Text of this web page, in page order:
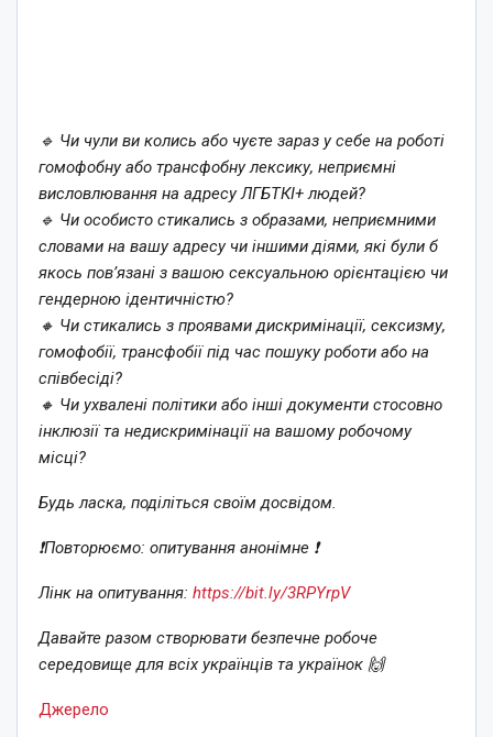
🔹 Чи чули ви колись або чуєте зараз у себе на роботі
гомофобну або трансфобну лексику, неприємні
висловлювання на адресу ЛГБТКІ+ людей?
🔹 Чи особисто стикались з образами, неприємними
словами на вашу адресу чи іншими діями, які були б
якось пов’язані з вашою сексуальною орієнтацією чи
гендерною ідентичністю?
🔸 Чи стикались з проявами дискримінації, сексизму,
гомофобії, трансфобії під час пошуку роботи або на
співбесіді?
🔸 Чи ухвалені політики або інші документи стосовно
інклюзії та недискримінації на вашому робочому
місці?
Будь ласка, поділіться своїм досвідом.
❗️Повторюємо: опитування анонімне ❗️
Лінк на опитування: https://bit.ly/3RPYrpV
Давайте разом створювати безпечне робоче
середовище для всіх українців та українок 🙌
Джерело